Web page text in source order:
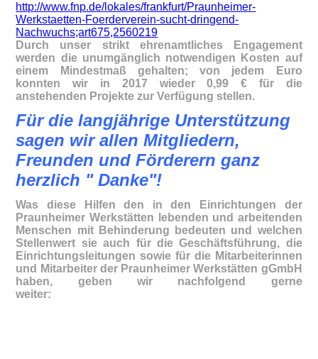
http://www.fnp.de/lokales/frankfurt/Praunheimer-
Werkstaetten-Foerderverein-sucht-dringend-
Nachwuchs;art675,2560219
Durch unser strikt ehrenamtliches Engagement
werden die unumgänglich notwendigen Kosten auf
einem Mindestmaß gehalten; von jedem Euro
konnten wir in 2017 wieder 0,99 € für die
anstehenden Projekte zur Verfügung stellen.
Für die langjährige Unterstützung
sagen wir allen Mitgliedern,
Freunden und Förderern ganz
herzlich " Danke"!
Was diese Hilfen den in den Einrichtungen der
Praunheimer Werkstätten lebenden und arbeitenden
Menschen mit Behinderung bedeuten und welchen
Stellenwert sie auch für die Geschäftsführung, die
Einrichtungsleitungen sowie für die Mitarbeiterinnen
und Mitarbeiter der Praunheimer Werkstätten gGmbH
haben, geben wir nachfolgend gerne
weiter: